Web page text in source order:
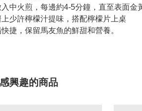
中火煎，每邊約4-5分鐘，直至表面金
少許檸檬汁提味，搭配檸檬片上桌
捷，保留馬友魚的鮮甜和營養。
興趣的商品